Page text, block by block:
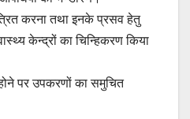
करना तथा इनके प्रसव हेतु
केन्द्रों का चिन्हिकरण किया
पर उपकरणों का समुचित